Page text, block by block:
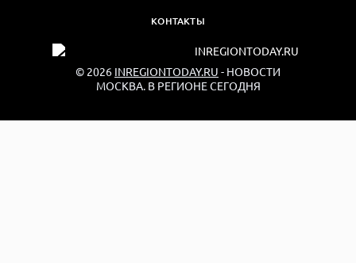
КОНТАКТЫ
© 2026 INREGIONTODAY.RU - НОВОСТИ
МОСКВА. В РЕГИОНЕ СЕГОДНЯ